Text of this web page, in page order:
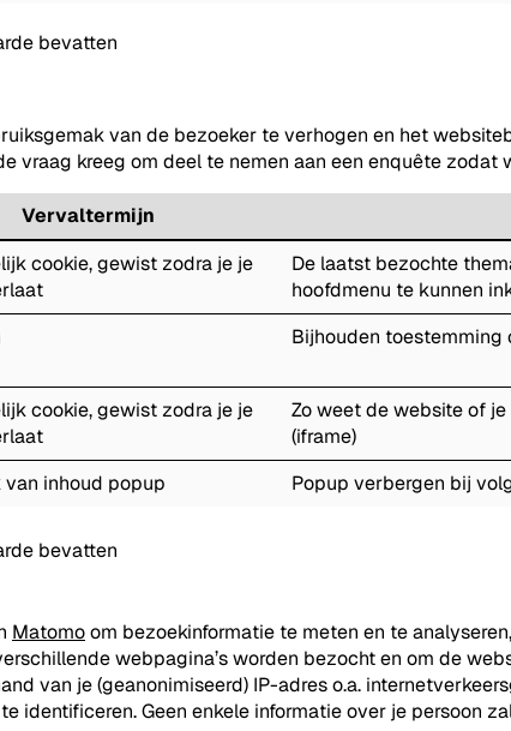
bevatten
van de bezoeker te verhogen en het
vraag kreeg om deel te nemen aan een enquête
Vervaltermijn
cookie, gewist zodra je je
De laatst bezochte
hoofdmenu te kunnen
Bijhouden toestemming
cookie, gewist zodra je je
Zo weet de website of
(iframe)
inhoud popup Popup verbergen bij
bevatten
Matomoom bezoekinformatie te meten en te
webpagina’s worden bezocht en om de
van je (geanonimiseerd) IP-adres o.a.
identificeren. Geen enkele informatie over je persoon